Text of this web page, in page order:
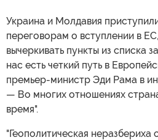
Украина и Молдавия
переговорам о вступлении в
вычеркивать пункты из списка
нас есть четкий путь в
премьер-министр Эди Рама в
— Во многих отношениях
время".
"Геополитическая неразбериха